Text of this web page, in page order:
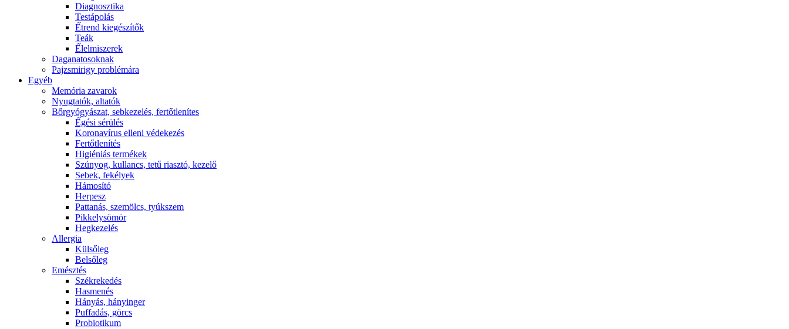
Diagnosztika
Testápolás
É́trend kiegészítők
Teák
É́lelmiszerek
Daganatosoknak
Pajzsmirigy problémára
Egyéb
Memória zavarok
Nyugtatók, altatók
Bőrgyógyászat, sebkezelés, fertőtlenítes
É́gési sérülés
Koronavírus elleni védekezés
Fertőtlenítés
Higiéniás termékek
Szúnyog, kullancs, tetű riasztó, kezelő
Sebek, fekélyek
Hámosító
Herpesz
Pattanás, szemölcs, tyúkszem
Pikkelysömör
Hegkezelés
Allergia
Külsőleg
Belsőleg
Emésztés
Székrekedés
Hasmenés
Hányás, hányinger
Puffadás, görcs
Probiotikum